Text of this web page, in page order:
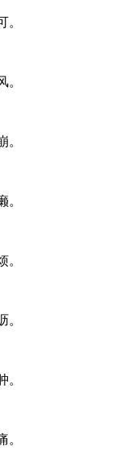
。
。
。
。
。
。
。
。